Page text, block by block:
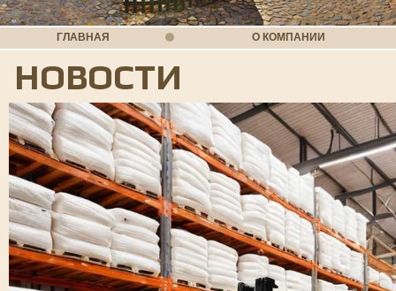
ГЛАВНАЯ О КОМПАНИИ
НОВОСТИ